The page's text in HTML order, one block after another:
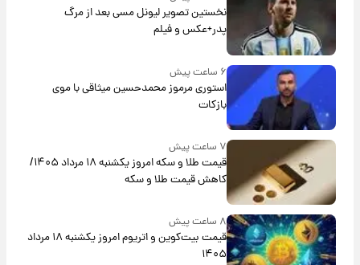
نخستین تصویر لیونل مسی بعد از مرگ
پدر+عکس و فیلم
۶ ساعت پیش
استوری مرموز محمدحسین میثاقی با موی
بازکات
قیمت طلا و سکه امروز یکشنبه ۱۸ مرداد ۱۴۰۵/
کاهش قیمت طلا و سکه
۸ ساعت پیش
قیمت بیت‌کوین و اتریوم امروز یکشنبه ۱۸ مرداد
۱۴۰۵